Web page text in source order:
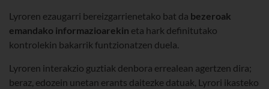
Lyroren ezaugarri bereizgarrienetako bat da bezeroak
emandako informazioarekin eta hark definitutako
kontrolekin bakarrik funtzionatzen duela.
Lyroren interakzio guztiak denbora errealean agertzen dira;
beraz, edozein unetan erants daitezke datuak, Lyrori ikasteko